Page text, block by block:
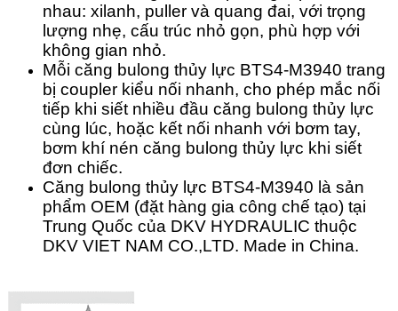
nhau: xilanh, puller và quang đai, với trọng
lượng nhẹ, cấu trúc nhỏ gọn, phù hợp với
không gian nhỏ.
Mỗi căng bulong thủy lực BTS4-M3940 trang
bị coupler kiểu nối nhanh, cho phép mắc nối
tiếp khi siết nhiều đầu căng bulong thủy lực
cùng lúc, hoặc kết nối nhanh với bơm tay,
bơm khí nén căng bulong thủy lực khi siết
đơn chiếc.
Căng bulong thủy lực BTS4-M3940 là sản
phẩm OEM (đặt hàng gia công chế tạo) tại
Trung Quốc của DKV HYDRAULIC thuộc
DKV VIET NAM CO.,LTD. Made in China.